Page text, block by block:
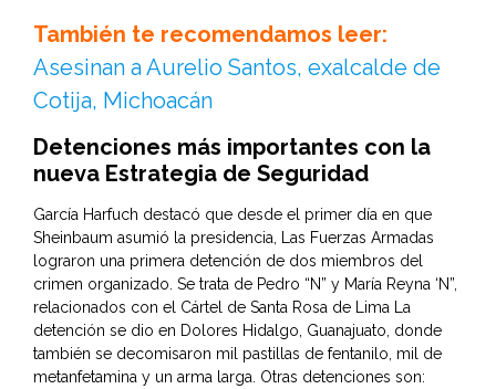
También te recomendamos leer:
Asesinan a Aurelio Santos, exalcalde de
Cotija, Michoacán
Detenciones más importantes con la
nueva Estrategia de Seguridad
García Harfuch destacó que desde el primer día en que
Sheinbaum asumió la presidencia, Las Fuerzas Armadas
lograron una primera detención de dos miembros del
crimen organizado. Se trata de Pedro “N” y María Reyna ‘N”,
relacionados con el Cártel de Santa Rosa de Lima La
detención se dio en Dolores Hidalgo, Guanajuato, donde
también se decomisaron mil pastillas de fentanilo, mil de
metanfetamina y un arma larga. Otras detenciones son: